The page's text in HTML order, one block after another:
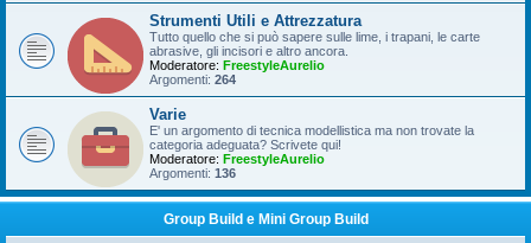
Strumenti Utili e Attrezzatura
Tutto quello che si può sapere sulle lime, i trapani, le carte
abrasive, gli incisori e altro ancora.
Moderatore: FreestyleAurelio
Argomenti: 264
Varie
E' un argomento di tecnica modellistica ma non trovate la
categoria adeguata? Scrivete qui!
Moderatore: FreestyleAurelio
Argomenti: 136
Group Build e Mini Group Build